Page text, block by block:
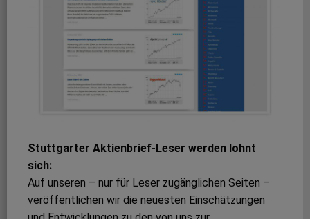
Stuttgarter Aktienbrief-Leser werden lohnt
sich:
Auf unseren – nur für Leser zugänglichen Seiten –
veröffentlichen wir die neuesten Einschätzungen